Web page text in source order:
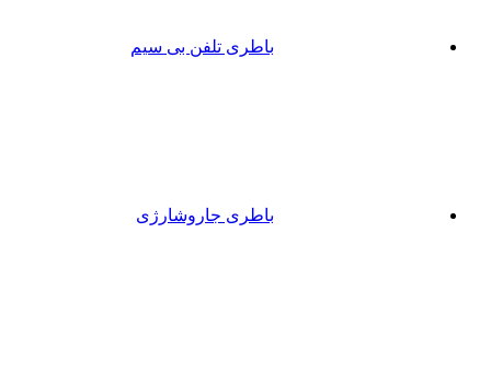
باطری تلفن بی سیم
باطری جاروشارژی